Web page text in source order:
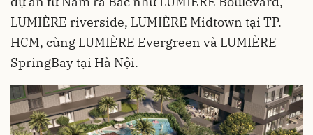
LUMIÈRE riverside, LUMIÈRE Midtown tại TP.
HCM, cùng LUMIÈRE Evergreen và LUMIÈRE
SpringBay tại Hà Nội.